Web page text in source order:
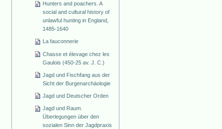
Hunters and poachers. A
social and cultural history of
unlawful hunting in England,
1485-1640
La fauconnerie
Chasse et élevage chez les
Gaulois (450-25 av. J. C.)
Jagd und Fischfang aus der
Sicht der Burgenarchäologie
Jagd und Deutscher Orden
Jagd und Raum.
Überlegungen über den
sozialen Sinn der Jagdpraxis